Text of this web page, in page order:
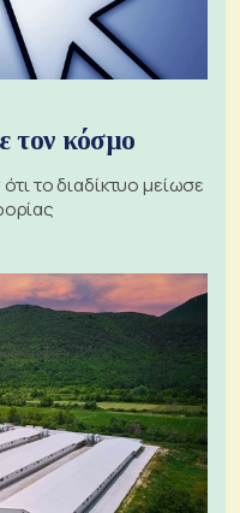
τον κόσμο
το διαδίκτυο μείωσε